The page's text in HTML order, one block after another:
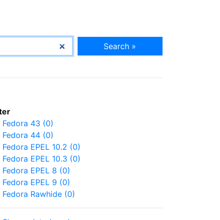
Search »
Fedora 43 (0)
Fedora 44 (0)
Fedora EPEL 10.2 (0)
Fedora EPEL 10.3 (0)
Fedora EPEL 8 (0)
Fedora EPEL 9 (0)
Fedora Rawhide (0)